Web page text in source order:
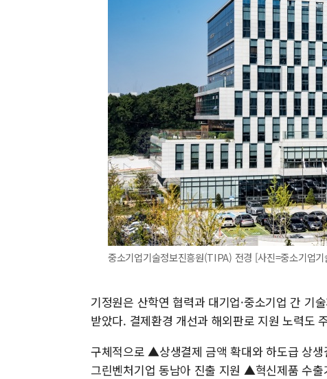
중소기업기술정보진흥원(TIPA) 전경 [사진=중소기
기정원은 산학연 협력과 대기업·중소기업 간 기
받았다. 결제환경 개선과 해외판로 지원 노력도
구체적으로 ▲상생결제 금액 확대와 하도급 상
그린벤처기업 동남아 진출 지원 ▲혁신제품 수